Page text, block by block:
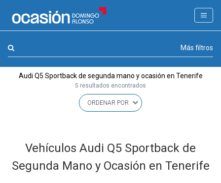
FILTROS
APPROVED
Marca (1)
Combustible y cambio (0)
Más filtros
Audi Q5 Sportback de segunda mano y ocasión en Tenerife
5 resultados encontrados
Vehículos Audi Q5 Sportback de
Segunda Mano y Ocasión en Tenerife